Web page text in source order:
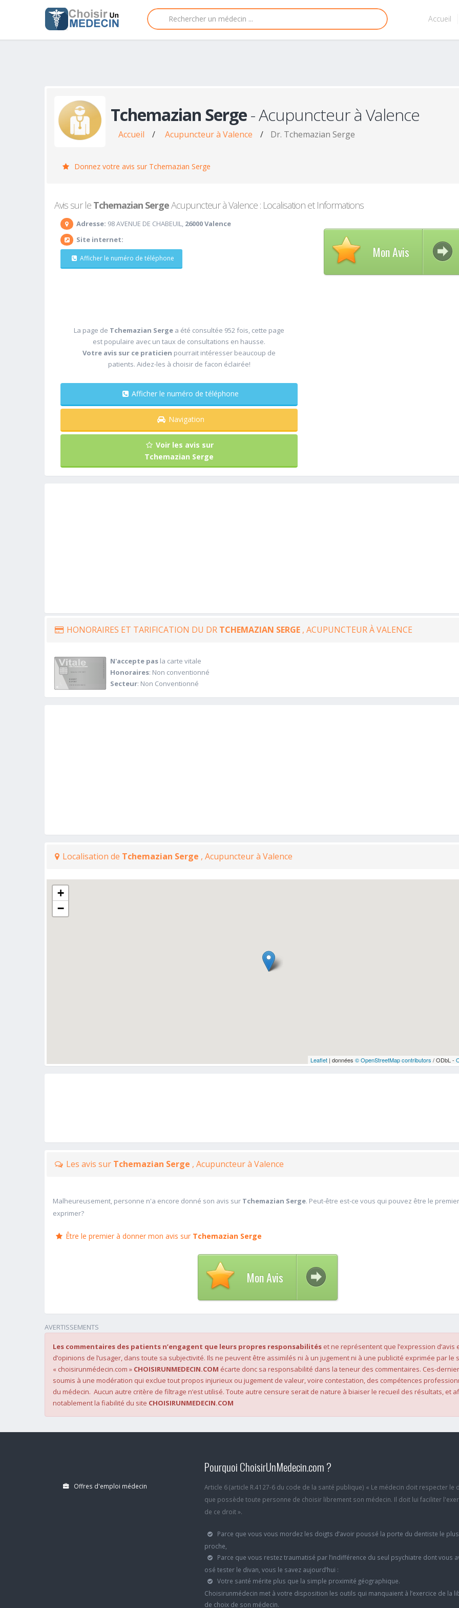
Accueil
Tchemazian Serge- Acupuncteur à Valence
Accueil / Acupuncteur à Valence / Dr. Tchemazian Serge
Donnez votre avis sur Tchemazian Serge
Avis sur le Tchemazian SergeAcupuncteur à Valence : Localisation et Informations
Adresse: 98 AVENUE DE CHABEUIL, 26000 Valence
Site internet:
Afficher le numéro de téléphone
La page de Tchemazian Serge a été consultée 952 fois, cette page
est populaire avec un taux de consultations en hausse.
Votre avis sur ce praticien pourrait intéresser beaucoup de
patients. Aidez-les à choisir de facon éclairée!
Afficher le numéro de téléphone
Navigation
Voir les avis sur
Tchemazian Serge
Mon Avis
HONORAIRES ET TARIFICATION DU DR TCHEMAZIAN SERGE , ACUPUNCTEUR À VALENCE
N'accepte pasla carte vitale
Honoraires: Non conventionné
Secteur: Non Conventionné
Localisation de Tchemazian Serge , Acupuncteur à Valence
+
−
Leaflet| données © OpenStreetMap contributors / ODbL -
Les avis sur Tchemazian Serge , Acupuncteur à Valence
Malheureusement, personne n'a encore donné son avis sur Tchemazian Serge. Peut-être est-ce vous qui pouvez être le
exprimer?
Être le premier à donner mon avis sur Tchemazian Serge
Mon Avis
AVERTISSEMENTS
Les commentaires des patients n’engagent que leurs propres responsabilités et ne représentent que l’expression d’avis
d’opinions de l’usager, dans toute sa subjectivité. Ils ne peuvent être assimilés ni à un jugement ni à une publicité exprimée par le
« choisirunmédecin.com » CHOISIRUNMEDECIN.COM écarte donc sa responsabilité dans la teneur des commentaires. Ces-
soumis à une modération qui exclue tout propos injurieux ou jugement de valeur, voire contestation, des compétences
du médecin. Aucun autre critère de filtrage n’est utilisé. Toute autre censure serait de nature à biaiser le recueil des résultats, et
notablement la fiabilité du site CHOISIRUNMEDECIN.COM
Offres d'emploi médecin
Pourquoi ChoisirUnMedecin.com ?
Article 6 (article R.4127-6 du code de la santé publique) « Le médecin doit respecter le
que possède toute personne de choisir librement son médecin. Il doit lui faciliter
de ce droit ».
Parce que vous vous mordez les doigts d’avoir poussé la porte du dentiste le plus
proche,
Parce que vous restez traumatisé par l’indifférence du seul psychiatre dont vous
osé tester le divan, vous le savez aujourd’hui :
Votre santé mérite plus que la simple proximité géographique.
Choisirunmédecin met à votre disposition les outils qui manquaient à l’exercice de la
de choix de son médecin.